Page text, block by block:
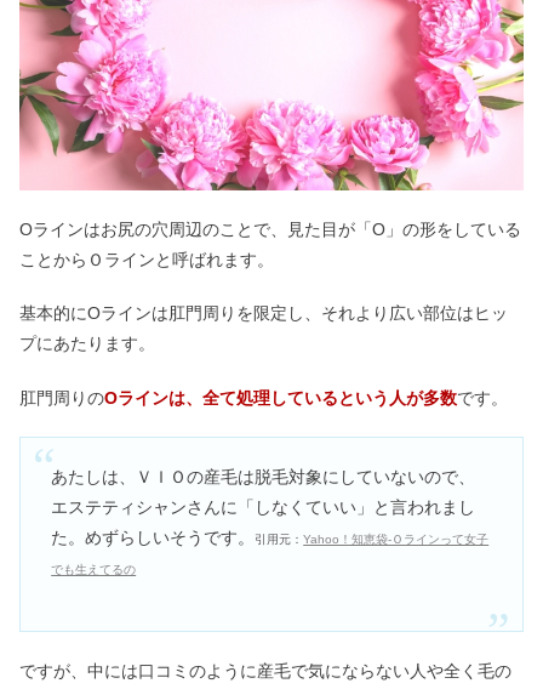
Oラインはお尻の穴周辺のことで、見た目が「O」の形をしている
ことからＯラインと呼ばれます。
基本的にOラインは肛門周りを限定し、それより広い部位はヒッ
プにあたります。
肛門周りのOラインは、全て処理しているという人が多数です。
あたしは、ＶＩＯの産毛は脱毛対象にしていないので、
エステティシャンさんに「しなくていい」と言われまし
た。めずらしいそうです。
引用元：Yahoo！知恵袋-Ｏラインって女子
でも生えてるの
ですが、中には口コミのように産毛で気にならない人や全く毛の